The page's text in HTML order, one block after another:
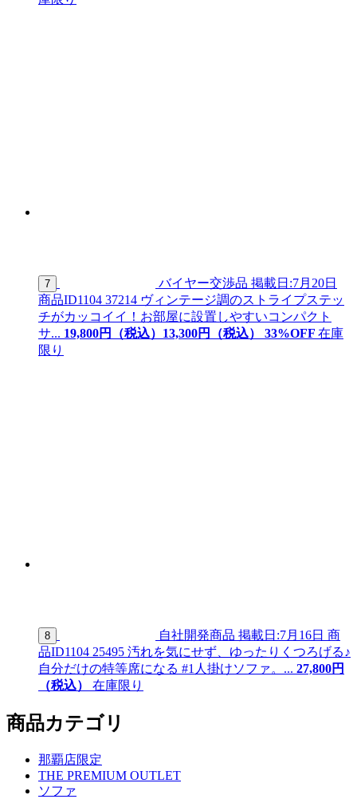
7 バイヤー交渉品 掲載日:7月20日
商品ID1104 37214 ヴィンテージ調のストライプステッ
チがカッコイイ！お部屋に設置しやすいコンパクト
サ... 19,800円（税込） 13,300円（税込） 33%OFF 在庫
限り
8 自社開発商品 掲載日:7月16日 商
品ID1104 25495 汚れを気にせず、ゆったりくつろげる♪
自分だけの特等席になる #1人掛けソファ。... 27,800円
（税込）
在庫限り
商品カテゴリ
那覇店限定
THE PREMIUM OUTLET
ソファ